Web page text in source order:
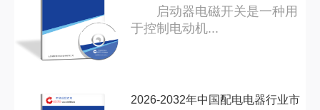
启动器电磁开关是一种用
于控制电动机...
2026-2032年中国配电电器行业市